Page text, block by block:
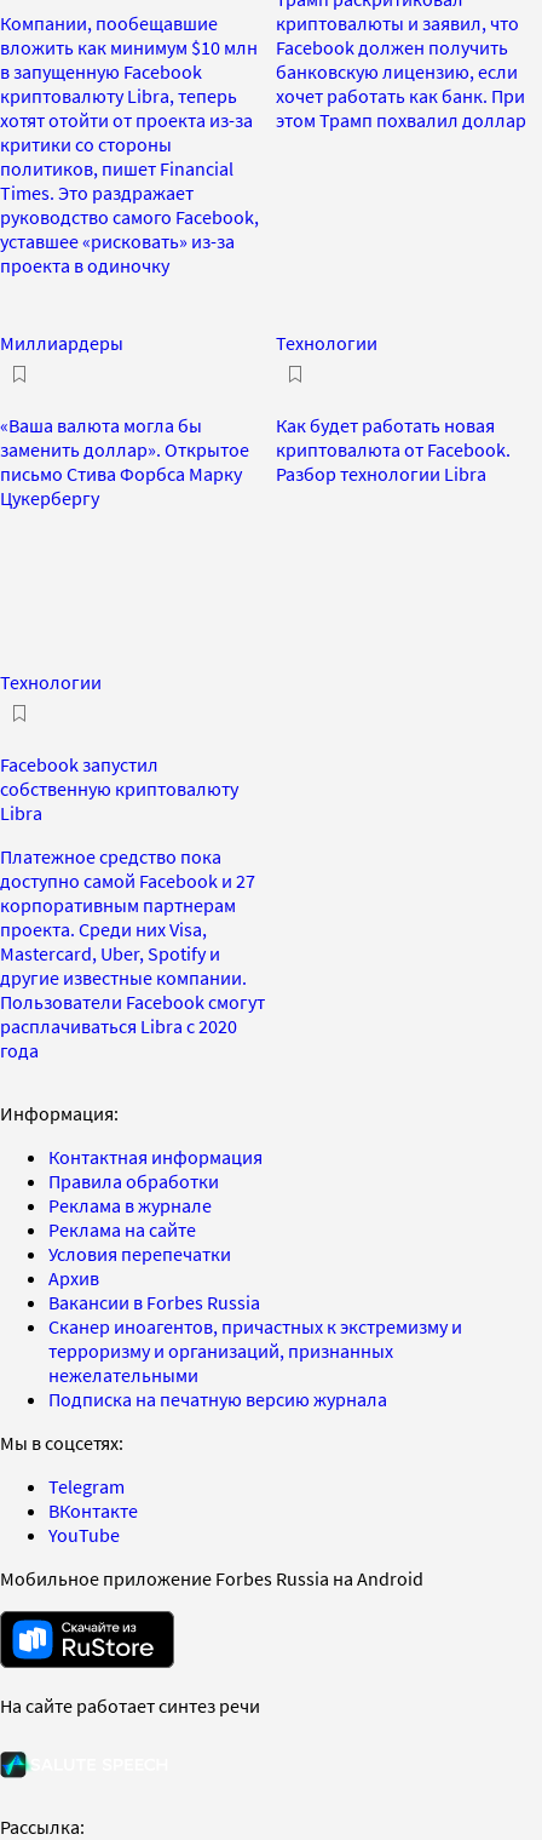
Компании, пообещавшие
вложить как минимум $10 млн
в запущенную Facebook
криптовалюту Libra, теперь
хотят отойти от проекта из-за
критики со стороны
политиков, пишет Financial
Times. Это раздражает
руководство самого Facebook,
уставшее «рисковать» из-за
проекта в одиночку
криптовалюты и заявил, что
Facebook должен получить
банковскую лицензию, если
хочет работать как банк. При
этом Трамп похвалил доллар
Миллиардеры
«Ваша валюта могла бы
заменить доллар». Открытое
письмо Стива Форбса Марку
Цукербергу
Технологии
Как будет работать новая
криптовалюта от Facebook.
Разбор технологии Libra
Технологии
Facebook запустил
собственную криптовалюту
Libra
Платежное средство пока
доступно самой Facebook и 27
корпоративным партнерам
проекта. Среди них Visa,
Mastercard, Uber, Spotify и
другие известные компании.
Пользователи Facebook смогут
расплачиваться Libra с 2020
года
Информация:
Контактная информация
Правила обработки
Реклама в журнале
Реклама на сайте
Условия перепечатки
Архив
Вакансии в Forbes Russia
Сканер иноагентов, причастных к экстремизму и
терроризму и организаций, признанных
нежелательными
Подписка на печатную версию журнала
Мы в соцсетях:
Telegram
ВКонтакте
YouTube
Мобильное приложение Forbes Russia на Android
На сайте работает синтез речи
Рассылка: